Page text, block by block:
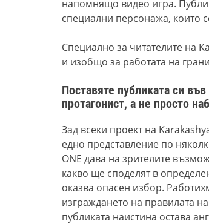
напомнящо видео игра. П
специални персонажа, които
Специално за читателите на
и изобщо за работата на
Поставяте публиката си
протагонист, а не просто
Зад всеки проект на
едно представление по
ONE дава на зрителите
какво ще споделят в
оказва опасен избор.
изграждането на правилата
публиката наистина остава